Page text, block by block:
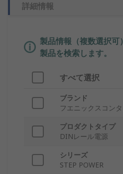
詳細情報
製品情報（複数選択可
製品を検索します。
すべて選択
ブランド
フエニックスコンタ
プロダクトタイプ
DINレール電源
シリーズ
STEP POWER